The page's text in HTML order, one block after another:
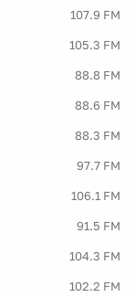
107.9 FM
105.3 FM
88.8 FM
88.6 FM
88.3 FM
97.7 FM
106.1 FM
91.5 FM
104.3 FM
102.2 FM